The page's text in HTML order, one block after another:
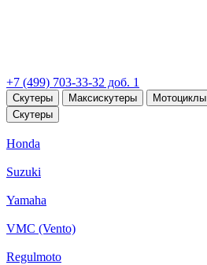
+7 (499) 703-33-32 доб. 1
Скутеры Максискутеры Мотоциклы
Скутеры
Honda
Suzuki
Yamaha
VMC (Vento)
Regulmoto